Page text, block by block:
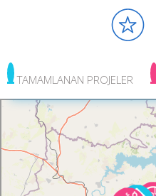
TAMAMLANAN PROJELER